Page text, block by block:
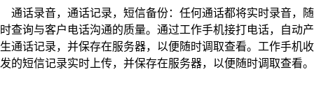
通话录音，通话记录，短信备份：任何通话都将实时录音，随
时查询与客户电话沟通的质量。通过工作手机接打电话，自动产
生通话记录，并保存在服务器，以便随时调取查看。工作手机收
发的短信记录实时上传，并保存在服务器，以便随时调取查看。